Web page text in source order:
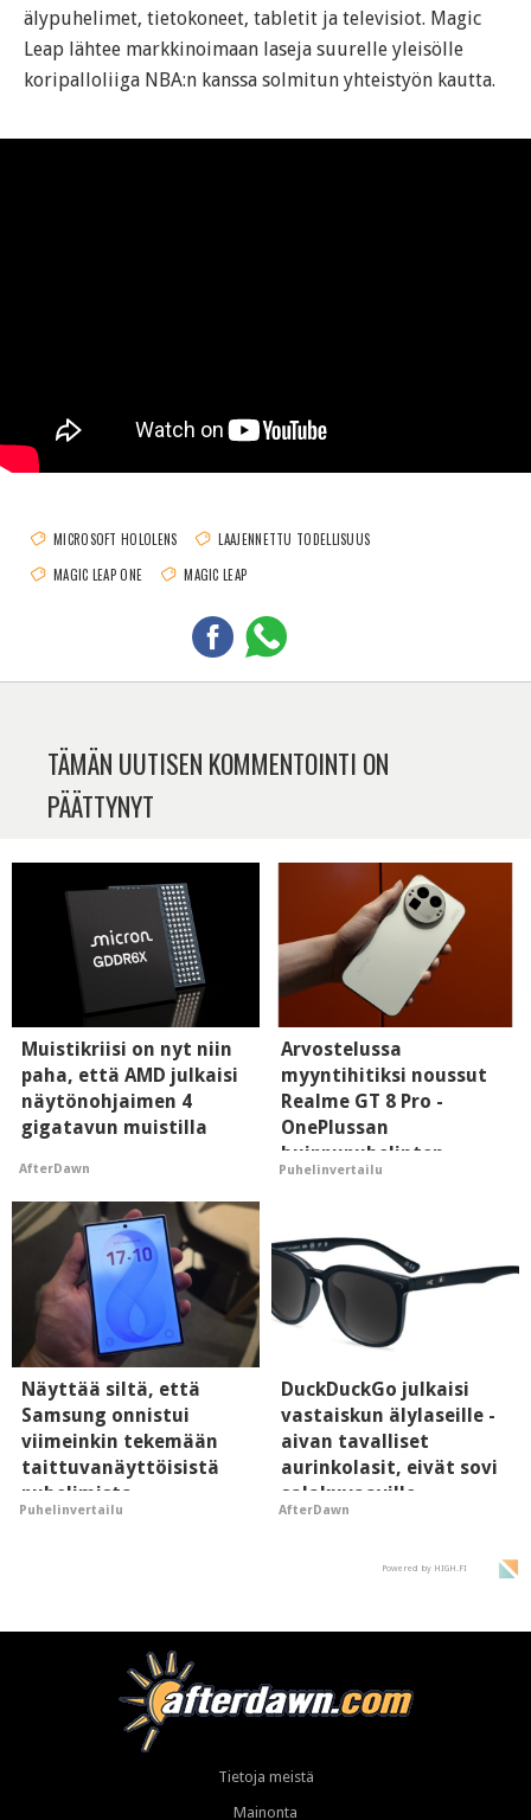
älypuhelimet, tietokoneet, tabletit ja televisiot. Magic
Leap lähtee markkinoimaan laseja suurelle yleisölle
koripalloliiga NBA:n kanssa solmitun yhteistyön kautta.
MICROSOFT HOLOLENS
LAAJENNETTU TODELLISUUS
MAGIC LEAP ONE
MAGIC LEAP
TÄMÄN UUTISEN KOMMENTOINTI ON
PÄÄTTYNYT
Muistikriisi on nyt niin
paha, että AMD julkaisi
näytönohjaimen 4
gigatavun muistilla
AfterDawn
Arvostelussa
myyntihitiksi noussut
Realme GT 8 Pro -
OnePlussan
huippupuhelinten
"perillinen"
Puhelinvertailu
Näyttää siltä, että
Samsung onnistui
viimeinkin tekemään
taittuvanäyttöisistä
puhelimista
supersuosittuja
Puhelinvertailu
DuckDuckGo julkaisi
vastaiskun älylaseille -
aivan tavalliset
aurinkolasit, eivät sovi
salakuvaaville
hyypiöille
AfterDawn
Powered by HIGH.FI
Tietoja meistä
Mainonta